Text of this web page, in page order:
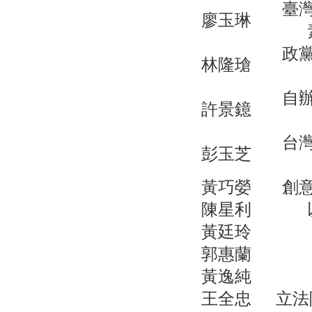
廖玉琳
臺
林隆瑲
政
許景鐿
自
彭玉芝
台
黃巧嫈
創
陳星利
黃廷玲
郭惠蘭
黃逸純
王全忠
立